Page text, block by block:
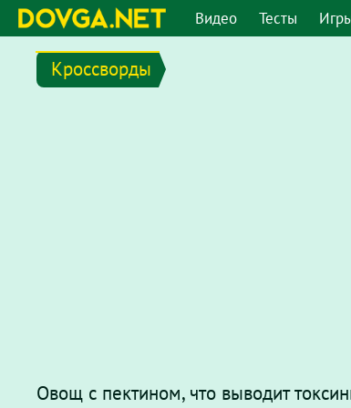
Видео Тесты
Кроссворды
Овощ с пектином, что выводит